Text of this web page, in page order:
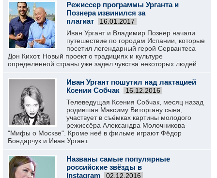
Режиссер программы Урганта и
Познера извинился за
плагиат
16.01.2017
Иван Ургант и Владимир Познер начали
путешествие по городам Испании, которые
посетил легендарный герой Сервантеса
Дон Кихот. Новый проект о традициях и культуре
определенной страны уже задел чувства некоторых людей.
Иван Ургант пошутил над лактацией
Ксении Собчак
16.12.2016
Телеведущая Ксения Собчак, месяц назад
родившая Максиму Виторгану сына,
участвует в съёмках картины молодого
режиссёра Александра Молочникова
"Мифы о Москве". Кроме неё в фильме играют Фёдор
Бондарчук и Иван Ургант.
Названы самые популярные
российские звёзды в
Instagram
02.12.2016